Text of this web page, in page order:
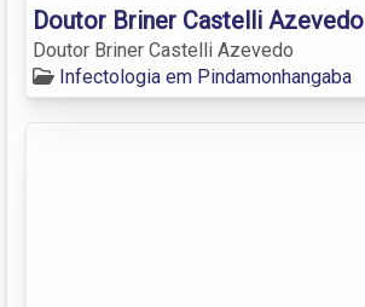
Doutor Briner Castelli Azevedo
Doutor Briner Castelli Azevedo
Infectologia em Pindamonhangaba